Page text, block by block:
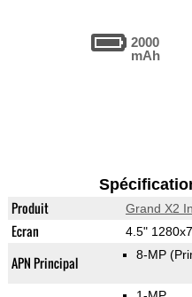
2000
mAh
Produit Grand X2 In
Ecran 4.5"
APN Principal 8-MP